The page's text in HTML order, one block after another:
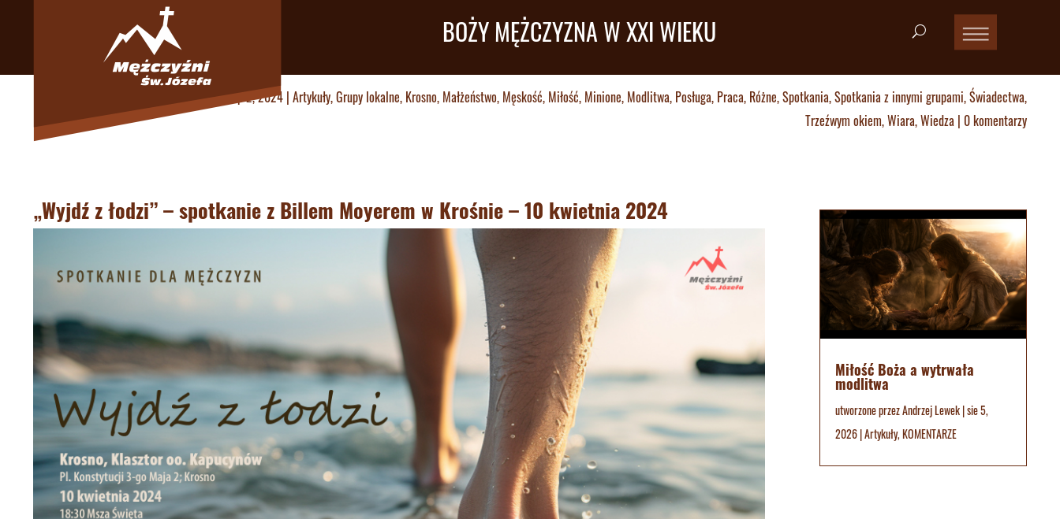
BOŻY MĘŻCZYZNA W XXI WIEKU
Andrzej Lewek|lip 2, 2024 | Artykuły,Grupy lokalne, Krosno, Małżeństwo, Męskość, Miłość, Minione, Modlitwa, Posługa, Praca, Różne,Spotkania,Spotkania z innymi grupami,Świadectwa,
Trzeźwym okiem,Wiara,Wiedza | 0 komentarzy
„Wyjdź z łodzi” – spotkanie z Billem Moyerem w Krośnie – 10 kwietnia 2024
Miłość Boża a wytrwała
modlitwa
utworzone przezAndrzej Lewek|sie 5,
2026|Artykuły,KOMENTARZE